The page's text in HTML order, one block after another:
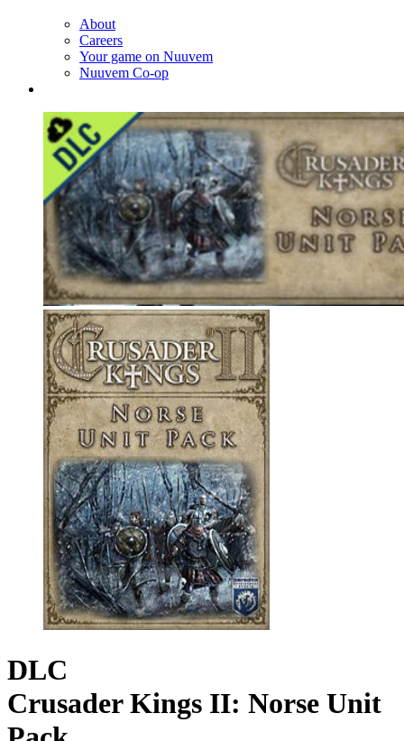
About
Careers
Your game on Nuuvem
Nuuvem Co-op
DLC
Crusader Kings II: Norse Unit